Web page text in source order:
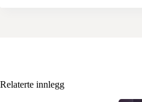
Relaterte innlegg